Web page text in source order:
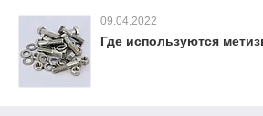
09.04.2022
Где используются